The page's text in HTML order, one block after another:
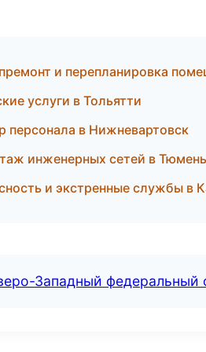
и перепланировка
услуги в Тольятти
персонала в Нижневартовск
инженерных сетей в Тюмень
и экстренные службы в
Западный федеральный